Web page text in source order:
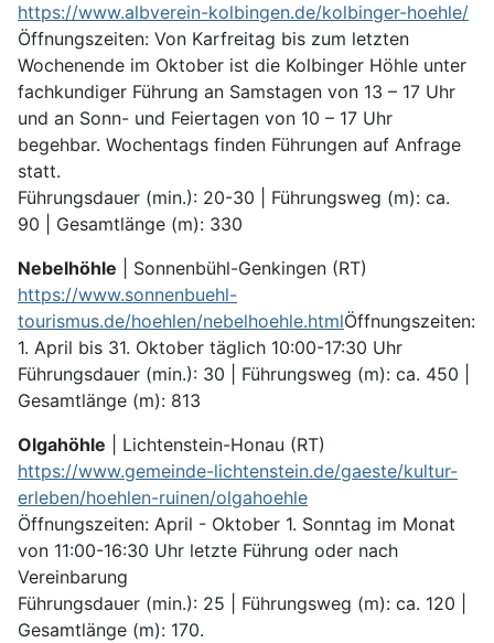
https://www.albverein-kolbingen.de/kolbinger-hoehle/
Öffnungszeiten: Von Karfreitag bis zum letzten
Wochenende im Oktober ist die Kolbinger Höhle unter
fachkundiger Führung an Samstagen von 13 – 17 Uhr
und an Sonn- und Feiertagen von 10 – 17 Uhr
begehbar. Wochentags finden Führungen auf Anfrage
statt.
Führungsdauer (min.): 20-30 | Führungsweg (m): ca.
90 | Gesamtlänge (m): 330
Nebelhöhle | Sonnenbühl-Genkingen (RT)
https://www.sonnenbuehl-
tourismus.de/hoehlen/nebelhoehle.htmlÖffnungszeiten:
1. April bis 31. Oktober täglich 10:00-17:30 Uhr
Führungsdauer (min.): 30 | Führungsweg (m): ca. 450 |
Gesamtlänge (m): 813
Olgahöhle | Lichtenstein-Honau (RT)
https://www.gemeinde-lichtenstein.de/gaeste/kultur-
erleben/hoehlen-ruinen/olgahoehle
Öffnungszeiten: April - Oktober 1. Sonntag im Monat
von 11:00-16:30 Uhr letzte Führung oder nach
Vereinbarung
Führungsdauer (min.): 25 | Führungsweg (m): ca. 120 |
Gesamtlänge (m): 170.